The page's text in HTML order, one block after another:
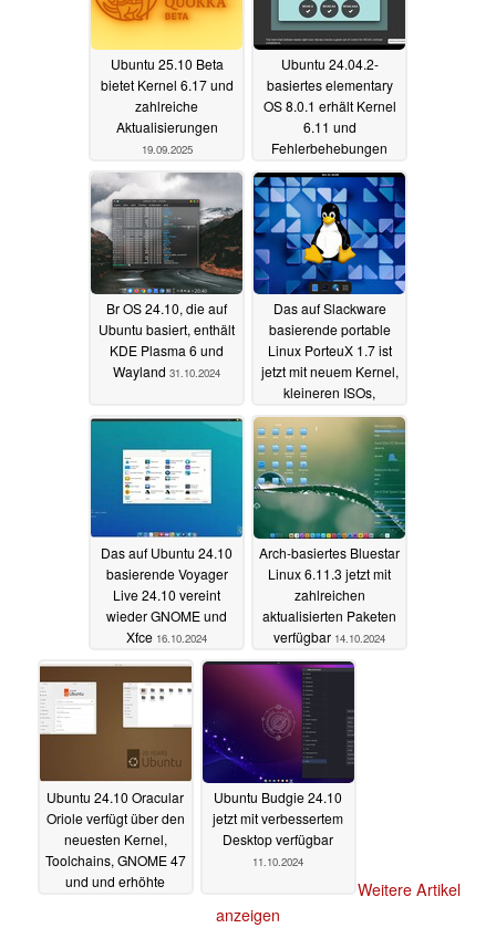
Ubuntu 25.10 Beta
bietet Kernel 6.17 und
zahlreiche
Aktualisierungen
19.09.2025
Ubuntu 24.04.2-
basiertes elementary
OS 8.0.1 erhält Kernel
6.11 und
Fehlerbehebungen
19.03.2025
Br OS 24.10, die auf
Ubuntu basiert, enthält
KDE Plasma 6 und
Wayland 31.10.2024
Das auf Slackware
basierende portable
Linux PorteuX 1.7 ist
jetzt mit neuem Kernel,
kleineren ISOs,
aktualisierten Desktops
und mehr verfügbar
21.10.2024
Das auf Ubuntu 24.10
basierende Voyager
Live 24.10 vereint
wieder GNOME und
Xfce 16.10.2024
Arch-basiertes Bluestar
Linux 6.11.3 jetzt mit
zahlreichen
aktualisierten Paketen
verfügbar 14.10.2024
Ubuntu 24.10 Oracular
Oriole verfügt über den
neuesten Kernel,
Toolchains, GNOME 47
und und erhöhte
Ubuntu Budgie 24.10
jetzt mit verbessertem
Desktop verfügbar
11.10.2024
Weitere Artikel
anzeigen